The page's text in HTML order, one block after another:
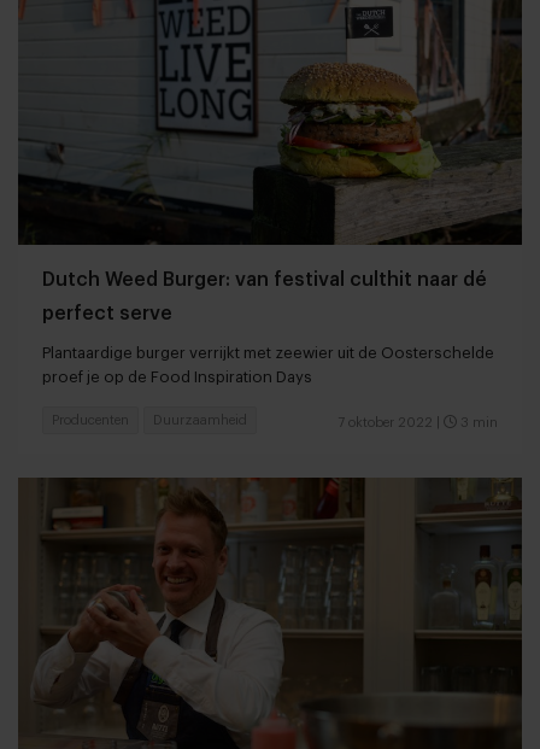
Dutch Weed Burger: van festival culthit naar dé
perfect serve
Plantaardige burger verrijkt met zeewier uit de Oosterschelde
proef je op de Food Inspiration Days
7 oktober 2022 3 min
Producenten Duurzaamheid